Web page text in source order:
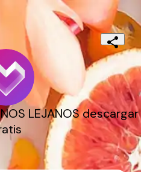
LEJANOS descargar